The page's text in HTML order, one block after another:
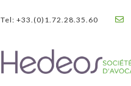
Tel: +33.(0)1.72.28.35.60